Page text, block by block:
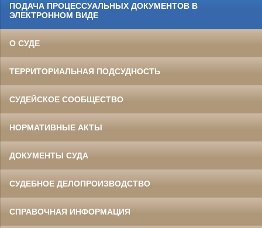
ПОДАЧА ПРОЦЕССУАЛЬНЫХ ДОКУМЕНТОВ В
ЭЛЕКТРОННОМ ВИДЕ
О СУДЕ
ТЕРРИТОРИАЛЬНАЯ ПОДСУДНОСТЬ
СУДЕЙСКОЕ СООБЩЕСТВО
НОРМАТИВНЫЕ АКТЫ
ДОКУМЕНТЫ СУДА
СУДЕБНОЕ ДЕЛОПРОИЗВОДСТВО
СПРАВОЧНАЯ ИНФОРМАЦИЯ